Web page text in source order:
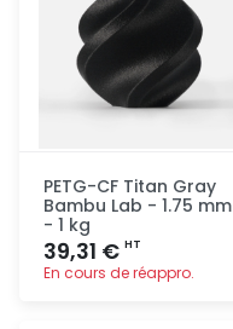
PETG-CF Titan Gray
Bambu Lab - 1.75 mm
- 1 kg
39,31 € HT
En cours de réappro.